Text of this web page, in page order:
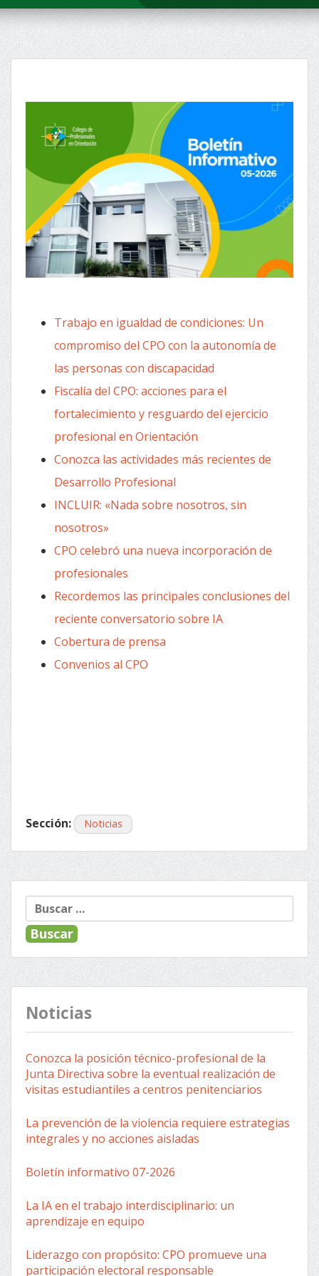
Trabajo en igualdad de condiciones: Un
compromiso del CPO con la autonomía de
las personas con discapacidad
Fiscalía del CPO: acciones para el
fortalecimiento y resguardo del ejercicio
profesional en Orientación
Conozca las actividades más recientes de
Desarrollo Profesional
INCLUIR: «Nada sobre nosotros, sin
nosotros»
CPO celebró una nueva incorporación de
profesionales
Recordemos las principales conclusiones del
reciente conversatorio sobre IA
Cobertura de prensa
Convenios al CPO
Sección: Noticias
Navegación
de
entradas
Noticias
Conozca la posición técnico-profesional de la
Junta Directiva sobre la eventual realización de
visitas estudiantiles a centros penitenciarios
La prevención de la violencia requiere estrategias
integrales y no acciones aisladas
Boletín informativo 07-2026
La IA en el trabajo interdisciplinario: un
aprendizaje en equipo
Liderazgo con propósito: CPO promueve una
participación electoral responsable